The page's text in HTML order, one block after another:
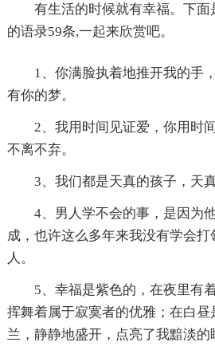
有生活的时候就有幸福。下
的语录59条,一起来欣赏吧。
1、你满脸执着地推开我的手
有你的梦。
2、我用时间见证爱，你用时
不离不弃。
3、我们都是天真的孩子，天
4、男人学不会的事，是因为
成，也许这么多年来我没有学会
人。
5、幸福是紫色的，在夜里有
挥舞着属于寂寞者的优雅；在白昼
兰，静静地盛开，点亮了我黯淡的